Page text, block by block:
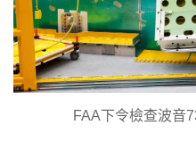
FAA下令檢查波音